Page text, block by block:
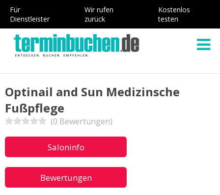
Für
Dienstleister
Wir rufen
zurück
Kostenlos
testen
Optinail and Sun Medizinsche
Fußpflege
(0 Bewertungen)
Saloninfo
Bewertungen